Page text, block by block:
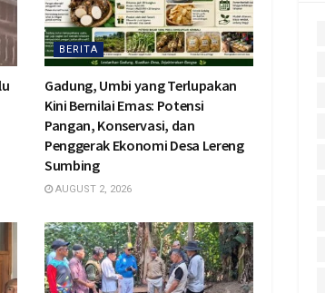
BERITA
Gadung, Umbi yang Terlupakan
Kini Bernilai Emas: Potensi
Pangan, Konservasi, dan
Penggerak Ekonomi Desa Lereng
Sumbing
AUGUST 2, 2026